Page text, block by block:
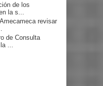
de los
la s...
revisar
de Consulta
...